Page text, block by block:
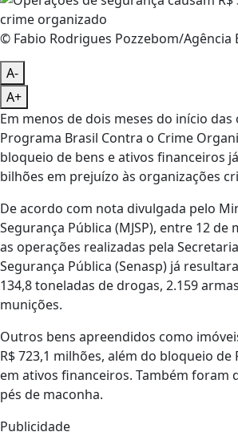
© Fabio Rodrigues Pozzebom/Agência
A-
A+
Em menos de dois meses do início das
Programa Brasil Contra o Crime
bloqueio de bens e ativos financeiros
bilhões em prejuízo às organizações
De acordo com nota divulgada pelo
Segurança Pública (MJSP), entre 12 de
as operações realizadas pela
Segurança Pública (Senasp) já
134,8 toneladas de drogas, 2.159
munições.
Outros bens apreendidos como
R$ 723,1 milhões, além do bloqueio de
em ativos financeiros. Também foram
pés de maconha.
Publicidade